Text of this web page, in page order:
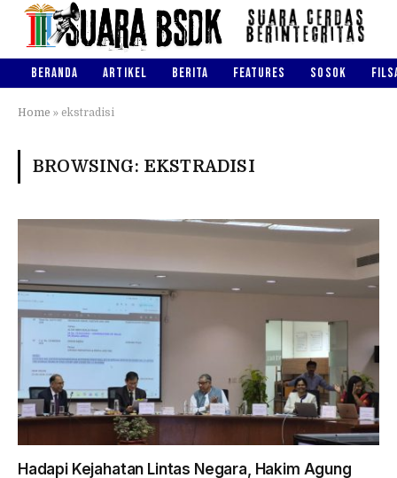
BERANDA ARTIKEL BERITA FEATURES SOSOK
Home » ekstradisi
BROWSING: EKSTRADISI
Hadapi Kejahatan Lintas Negara, Hakim Agung